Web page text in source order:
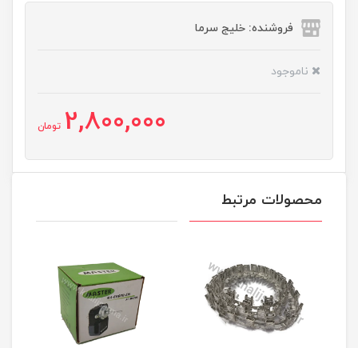
فروشنده: خلیج سرما
ناموجود
2,800,000 تومان
محصولات مرتبط